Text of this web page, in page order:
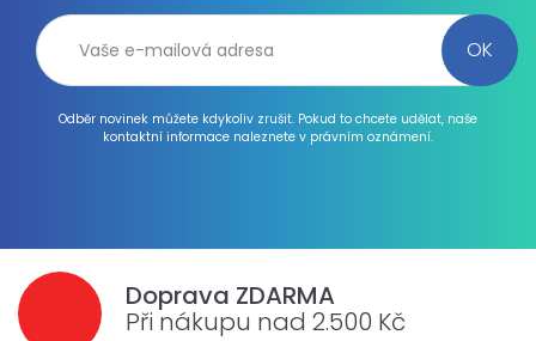
Odběr novinek můžete kdykoliv zrušit. Pokud to chcete udělat, naše
kontaktní informace naleznete v právním oznámení.
Doprava ZDARMA
Při nákupu nad 2.500 Kč